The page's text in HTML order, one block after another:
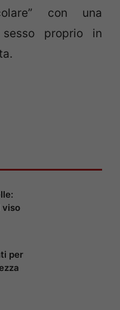
con una
proprio in
viso
per